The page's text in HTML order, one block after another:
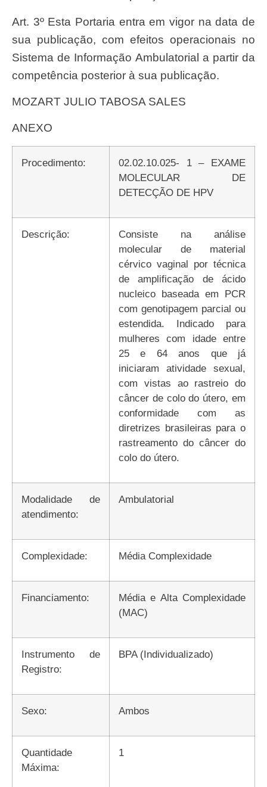
Art. 3º Esta Portaria entra em vigor na data de
sua publicação, com efeitos operacionais no
Sistema de Informação Ambulatorial a partir da
competência posterior à sua publicação.
MOZART JULIO TABOSA SALES
ANEXO
Procedimento:
02.02.10.025- 1 – EXAME
MOLECULAR DE
DETECÇÃO DE HPV
Descrição:
Consiste na análise
molecular de material
cérvico vaginal por técnica
de amplificação de ácido
nucleico baseada em PCR
com genotipagem parcial ou
estendida. Indicado para
mulheres com idade entre
25 e 64 anos que já
iniciaram atividade sexual,
com vistas ao rastreio do
câncer de colo do útero, em
conformidade com as
diretrizes brasileiras para o
rastreamento do câncer do
colo do útero.
Modalidade de
atendimento:
Ambulatorial
Complexidade: Média Complexidade
Financiamento:
Média e Alta Complexidade
(MAC)
Instrumento de
Registro:
BPA (Individualizado)
Sexo: Ambos
Quantidade
Máxima:
1